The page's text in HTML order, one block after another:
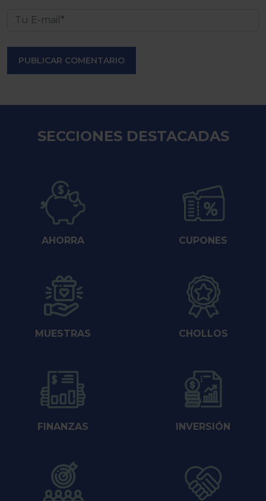
PUBLICAR COMENTARIO
SECCIONES DESTACADAS
AHORRA CUPONES
MUESTRAS CHOLLOS
FINANZAS INVERSIÓN